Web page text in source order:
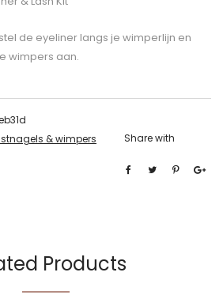
de eyeliner langs je wimperlijn en
wimpers aan.
& wimpers
Share with
Products